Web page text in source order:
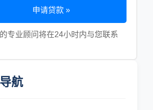
申请贷款 »
专业顾问将在24小时内与您联系
航